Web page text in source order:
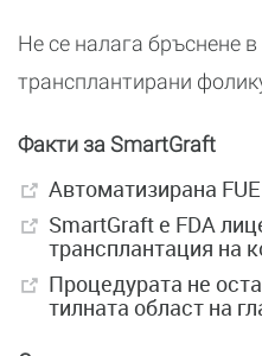
Не се налага бръснене
трансплантирани
Факти за SmartGraft
Автоматизирана
SmartGraft e FDA
трансплантация на
Процедурата не
тилната област на